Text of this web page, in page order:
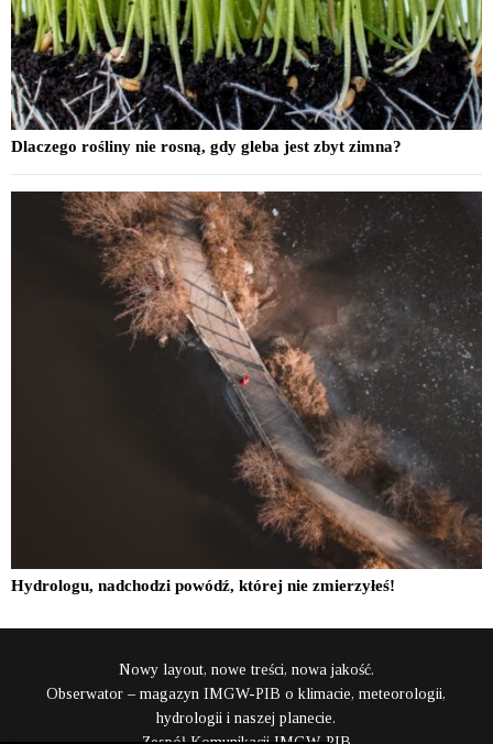
Dlaczego rośliny nie rosną, gdy gleba jest zbyt zimna?
Hydrologu, nadchodzi powódź, której nie zmierzyłeś!
Nowy layout, nowe treści, nowa jakość.
Obserwator – magazyn IMGW-PIB o klimacie, meteorologii,
hydrologii i naszej planecie.